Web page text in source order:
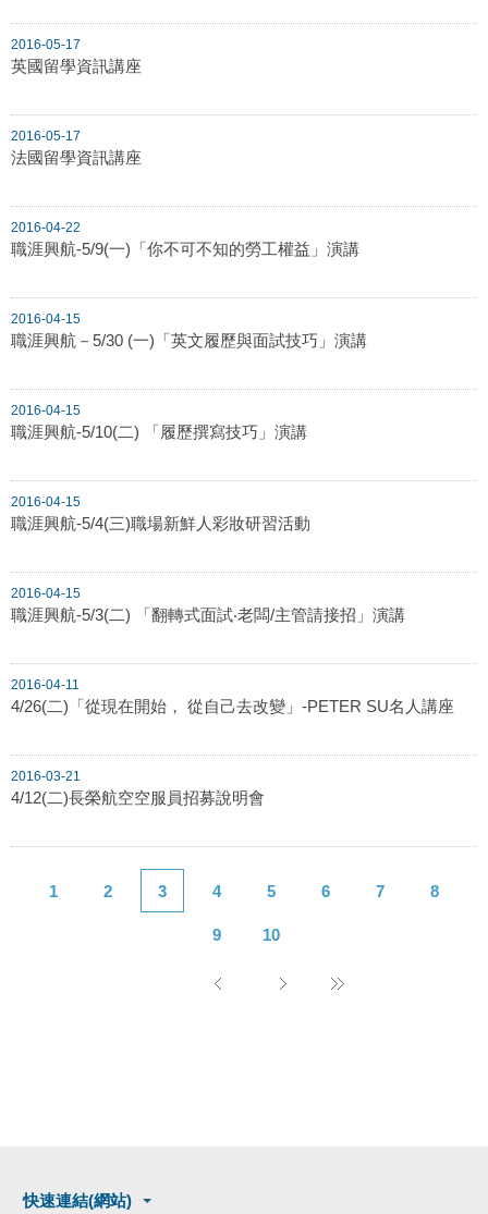
2016-05-17
英國留學資訊講座
2016-05-17
法國留學資訊講座
2016-04-22
職涯興航-5/9(一)「你不可不知的勞工權益」演講
2016-04-15
職涯興航－5/30 (一)「英文履歷與面試技巧」演講
2016-04-15
職涯興航-5/10(二) 「履歷撰寫技巧」演講
2016-04-15
職涯興航-5/4(三)職場新鮮人彩妝研習活動
2016-04-15
職涯興航-5/3(二) 「翻轉式面試‧老闆/主管請接招」演講
2016-04-11
4/26(二)「從現在開始， 從自己去改變」-PETER SU名人講座
2016-03-21
4/12(二)長榮航空空服員招募說明會
1 2 3 4 5 6 7 8
9 10
快速連結(網站)